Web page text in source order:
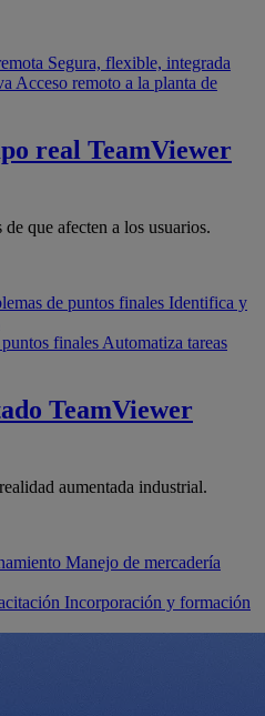
Segura, flexible, integrada
Acceso remoto a la planta de
real TeamViewer
que afecten a los usuarios.
de puntos finales Identifica y
finales Automatiza tareas
TeamViewer
aumentada industrial.
Manejo de mercadería
Incorporación y formación